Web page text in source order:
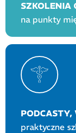
SZKOLENIA
na punkty
PODCASTY,
praktyczne